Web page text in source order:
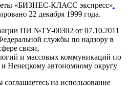
«БИЗНЕС-КЛАСС экспресс».
22 декабря 1999 года.
ПИ №ТУ-00302 от 07.10.2011
службы по надзору в
связи,
и массовых коммуникаций по
и Ненецкому автономному округу
на использование